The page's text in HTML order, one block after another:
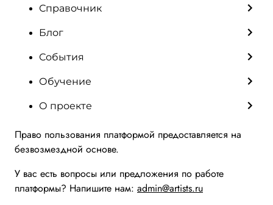
Справочник
Блог
События
Обучение
О проекте
Право пользования платформой предоставляется на
безвозмездной основе.
У вас есть вопросы или предложения по работе
платформы? Напишите нам: admin@artists.ru